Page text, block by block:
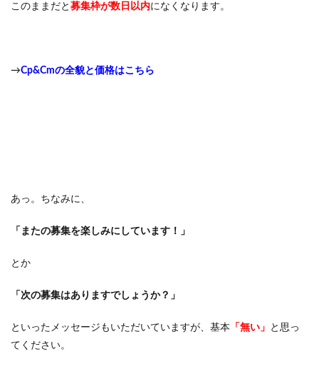
このままだと 募集枠が数日以内になくなります。
→Cp&Cmの全貌と価格はこちら
あっ。ちなみに、
「またの募集を楽しみにしています！」
とか
「次の募集はありますでしょうか？」
といったメッセージもいただいていますが、基本 「無い」
と思っ
てください。